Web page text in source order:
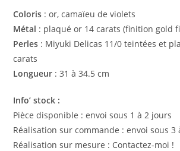
Coloris : or, camaïeu de violets
Métal : plaqué or 14 carats (finition gold
Perles : Miyuki Delicas 11/0 teintées et
carats
Longueur : 31 à 34.5 cm
Info’ stock :
Pièce disponible : envoi sous 1 à 2 jours
Réalisation sur commande : envoi sous 3
Réalisation sur mesure : Contactez-moi !